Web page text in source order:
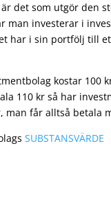
det som utgör den
man investerar i
har i sin portfölj till
kostar 100
110 kr så har
man får alltså betala
SUBSTANSVÄRDE